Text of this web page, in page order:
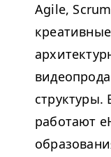
Agile,
структуры.
работают